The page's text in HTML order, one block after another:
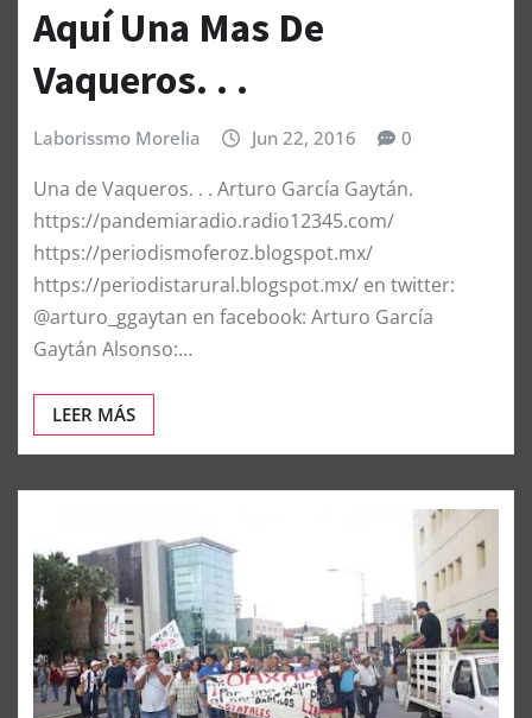
Aquí Una Mas De
Vaqueros. . .
Laborissmo Morelia Jun 22, 2016 0
Una de Vaqueros. . . Arturo García Gaytán.
https://pandemiaradio.radio12345.com/
https://periodismoferoz.blogspot.mx/
https://periodistarural.blogspot.mx/ en twitter:
@arturo_ggaytan en facebook: Arturo García
Gaytán Alsonso:…
LEER MÁS